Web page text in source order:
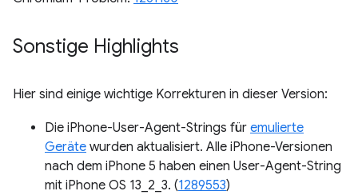
Sonstige Highlights
Hier sind einige wichtige Korrekturen in dieser Version:
Die iPhone-User-Agent-Strings für emulierte
Geräte wurden aktualisiert. Alle iPhone-Versionen
nach dem iPhone 5 haben einen User-Agent-String
mit iPhone OS 13_2_3. (1289553)